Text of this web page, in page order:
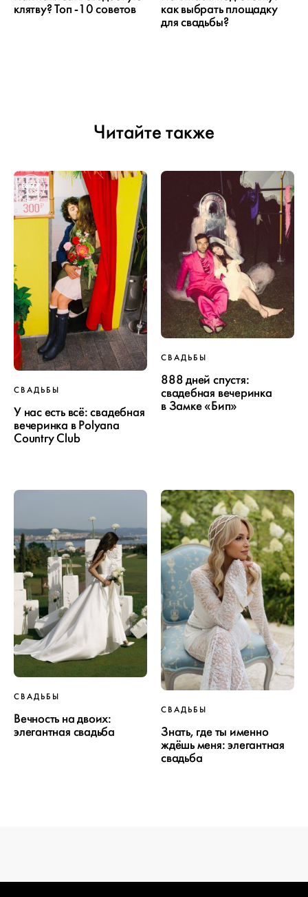
клятву? Топ -10 советов
как выбрать площадку
для свадьбы?
Читайте также
ВЫБОР
2026
СВАДЬБЫ
У нас есть всё: свадебная
вечеринка в Polyana
Country Club
СВАДЬБЫ
888 дней спустя:
свадебная вечеринка
в Замке «Бип»
СВАДЬБЫ
Вечность на двоих:
элегантная свадьба
СВАДЬБЫ
Знать, где ты именно
ждёшь меня: элегантная
свадьба
ПРОЕКТ
СВАДЬБЫ